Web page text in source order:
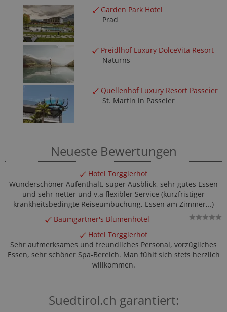
Garden Park Hotel
Prad
Preidlhof Luxury DolceVita Resort
Naturns
Quellenhof Luxury Resort Passeier
St. Martin in Passeier
Neueste Bewertungen
Hotel Torgglerhof
Wunderschöner Aufenthalt, super Ausblick, sehr gutes Essen
und sehr netter und v.a flexibler Service (kurzfristiger
krankheitsbedingte Reiseumbuchung, Essen am Zimmer,..)
Baumgartner's Blumenhotel
Hotel Torgglerhof
Sehr aufmerksames und freundliches Personal, vorzügliches
Essen, sehr schöner Spa-Bereich. Man fühlt sich stets herzlich
willkommen.
Suedtirol.ch garantiert: